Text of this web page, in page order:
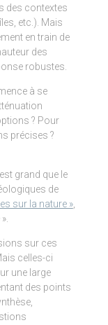
des contextes
etc.). Mais
en train de
des
robustes.
à se
? Pour
précises ?
grand que le
de
sur la nature »,
sur ces
celles-ci
une large
des points